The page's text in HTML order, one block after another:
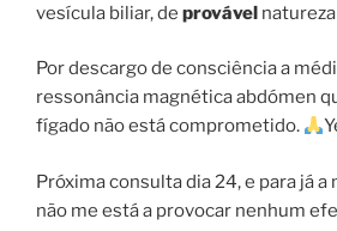
vesícula biliar, de provável
Por descargo de consciência a
ressonância magnética abdómen
fígado não está comprometido.
Próxima consulta dia 24, e para já a
não me está a provocar nenhum